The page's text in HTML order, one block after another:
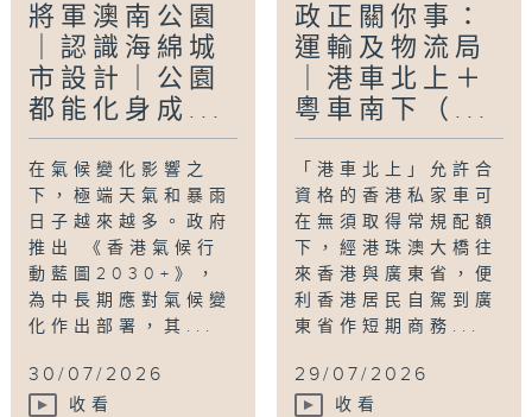
將軍澳南公園
｜認識海綿城
市設計｜公園
都能化身成...
在氣候變化影響之
下，極端天氣和暴雨
日子越來越多。政府
推出 《香港氣候行
動藍圖2030+》，
為中長期應對氣候變
化作出部署，其...
30/07/2026
收看
政正關你事：
運輸及物流局
｜港車北上＋
粵車南下（...
「港車北上」允許合
資格的香港私家車可
在無須取得常規配額
下，經港珠澳大橋往
來香港與廣東省，便
利香港居民自駕到廣
東省作短期商務...
29/07/2026
收看